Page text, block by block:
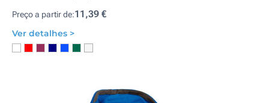
Preço a partir de:11,39 €
Ver detalhes >